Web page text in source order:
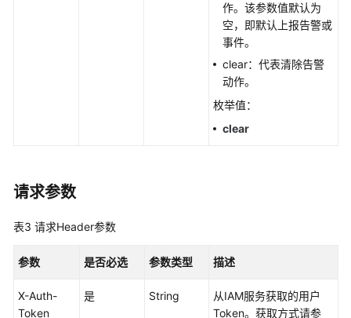
视
帮
1.0
作。该参数值默认为
空，即默认上报告警或
事件。
clear：代表清除告警
动作。
枚举值：
clear
请求参数
表3 请求Header参数
参数 是否必选 参数类型 描述
X-Auth-
Token
是 String
从IAM服务获取的用户
Token。获取方式请参